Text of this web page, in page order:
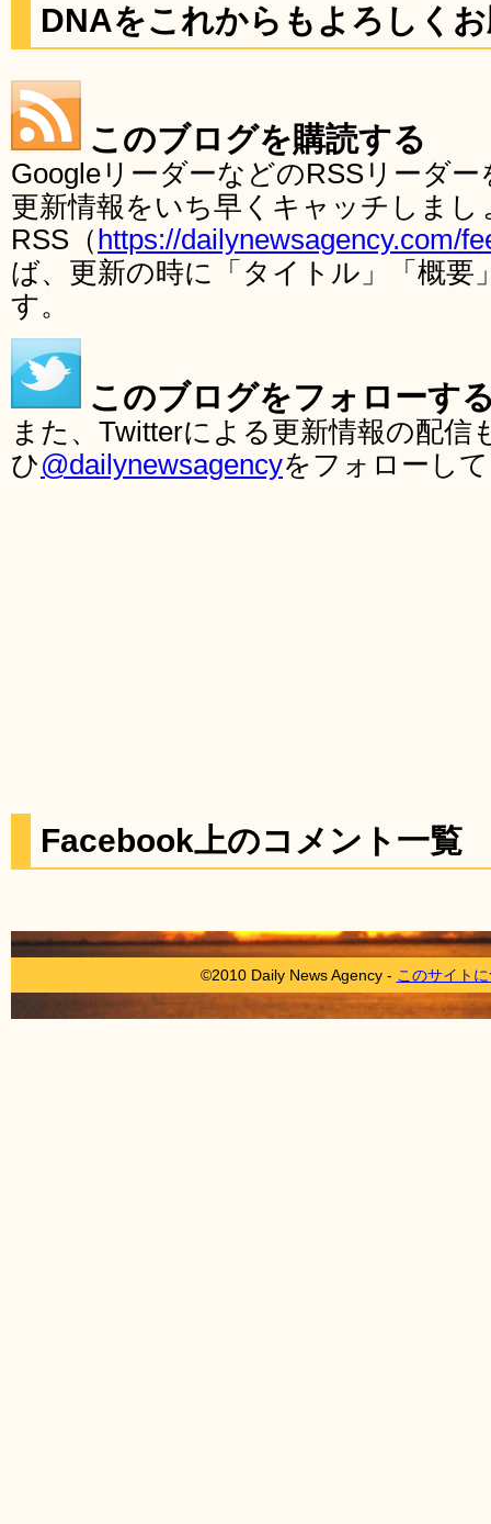
DNAをこれからもよろしく
このブログを購読する
GoogleリーダーなどのRSSリーダ
更新情報をいち早くキャッチしま
RSS（ https://dailynewsagency.com/
ば、更新の時に「タイトル」「概要
す。
このブログをフォローす
また、Twitterによる更新情報の配
ひ@dailynewsagencyをフォローし
Facebook上のコメント一覧
©2010 Daily News Agency - このサイト